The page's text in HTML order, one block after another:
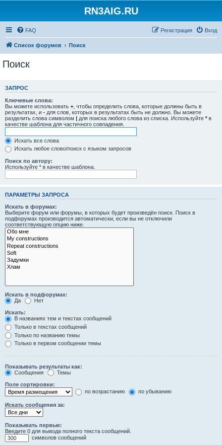
RN3AIG.RU
FAQ Вход
Регистрация
Список форумов Поиск
Поиск
ЗАПРОС
Ключевые слова:
Вы можете использовать + , чтобы определить слова, которые должны быть в
результатах, и - для слов, которых в результатах быть не должно. Вы можете
разделить слова символом | для поиска любого слова из списка. Используйте * в
качестве шаблона для частичного совпадения.
Искать все слова
Искать любое слово/поиск с языком запросов
Поиск по автору:
Используйте * в качестве шаблона.
ПАРАМЕТРЫ ЗАПРОСА
Искать в форумах:
Выберите форум или форумы, в которых будет произведён поиск. Поиск в
подфорумах производится автоматически, если вы не отключили
соответствующую опцию ниже.
Искать в подфорумах:
Да
Нет
Искать:
В названиях тем и текстах сообщений
Только в текстах сообщений
Только по названию темы
Только в первом сообщении темы
Показывать результаты как:
Сообщения
Темы
Поле сортировки:
по возрастанию
по убыванию
Искать сообщения за:
Показывать первые:
Введите 0 для вывода полного текста сообщений.
символов сообщений